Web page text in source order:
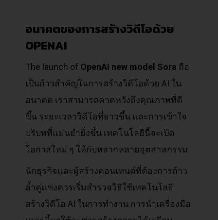
อนาคตของการสร้างวิดีโอด้วย
OPENAI
The launch of OpenAI new model Sora ถือ
เป็นก้าวสำคัญในการสร้างวิดีโอด้วย AI ใน
อนาคต เราสามารถคาดหวังถึงคุณภาพที่ดี
ขึ้น ระยะเวลาวิดีโอที่ยาวขึ้น และการเข้าใจ
บริบทที่แม่นยำยิ่งขึ้น เทคโนโลยีนี้จะเปิด
โอกาสใหม่ ๆ ให้กับหลากหลายอุตสาหกรรม
นักธุรกิจและผู้สร้างคอนเทนต์ที่ต้องการก้าว
ล้ำคู่แข่งควรเริ่มสำรวจวิธีใช้เทคโนโลยี
สร้างวิดีโอ AI ในการทำงาน การนำเครื่องมือ